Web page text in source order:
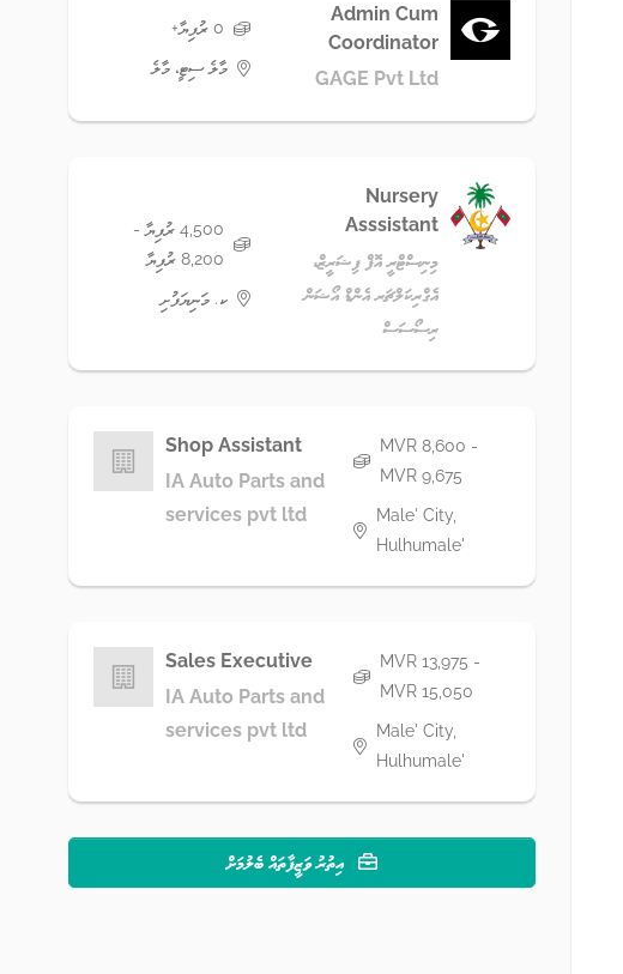
Admin Cum
Coordinator
GAGE Pvt Ltd
0 ރުފިޔާ+
މާލެ ސިޓީ، މާލެ
Nursery
Asssistant
މިނިސްޓްރީ އޮފް ފިޝަރީޒް،
އެގްރިކަލްޗަރ އެންޑް އޯޝަން
ރިސޯސަސް
4,500 ރުފިޔާ -
8,200 ރުފިޔާ
ކ. މަނިޔަފުށި
Shop Assistant
IA Auto Parts and
services pvt ltd
MVR 8,600 -
MVR 9,675
Male' City,
Hulhumale'
Sales Executive
IA Auto Parts and
services pvt ltd
MVR 13,975 -
MVR 15,050
Male' City,
Hulhumale'
އިތުރު ވަޒީފާތައް ބެލުމަށް